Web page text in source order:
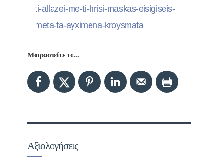
ti-allazei-me-ti-hrisi-maskas-eisigiseis-
meta-ta-ayximena-kroysmata
Μοιραστείτε το...
Αξιολογήσεις